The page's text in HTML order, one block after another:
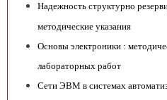
Надежность структурно
методические указания
Основы электроники :
лабораторных работ
Сети ЭВМ в системах